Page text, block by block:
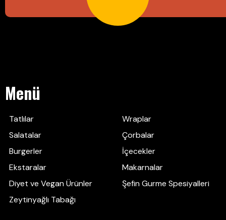
Menü
Tatlılar
Wraplar
Salatalar
Çorbalar
Burgerler
İçecekler
Ekstaralar
Makarnalar
Diyet ve Vegan Ürünler
Şefin Gurme Spesiyalleri
Zeytinyağlı Tabağı